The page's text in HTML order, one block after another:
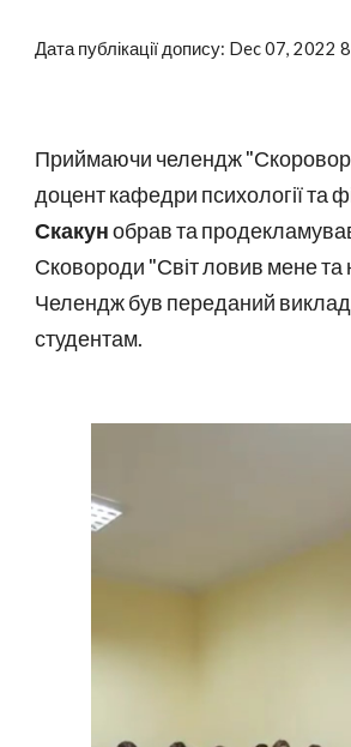
Дата публікації допису: Dec 07, 2022
Приймаючи челендж
доцент кафедри психології та
Скакунобрав та
Сковороди "Світ ловив мене та
Челендж був переданий
студентам.